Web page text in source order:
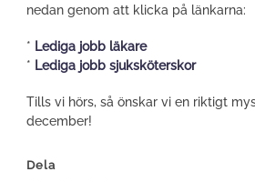
nedan genom att klicka på länkarna:
* Lediga jobb läkare
* Lediga jobb sjuksköterskor
Tills vi hörs, så önskar vi en riktigt
december!
Dela